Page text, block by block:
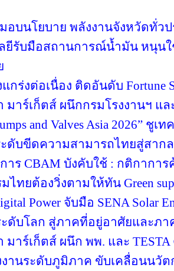
มอบนโยบาย พลังงานจังหวัดทั่
ยีรับมือสถานการณ์น้ำมัน หนุนใ
กร่งต่อเนื่อง ติดอันดับ Fortune
มาร์เก็ตส์ ผนึกกรมโรงงานฯ แ
and Valves Asia 2026”
ะดับขีดความสามารถไทยสู่สากล
าร CBAM บังคับใช้ : กติกากา
ไทยต้องวิ่งตามให้ทัน Green
Power จับมือ SENA Solar
ดับโลก สู่ภาคที่อยู่อาศัยและภา
าร์เก็ตส์ ผนึก พพ. และ TESTA
านระดับภูมิภาค ขับเคลื่อนนวัต